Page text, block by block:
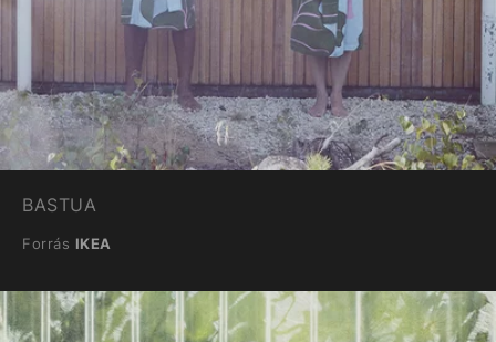
BASTUA
Forrás IKEA